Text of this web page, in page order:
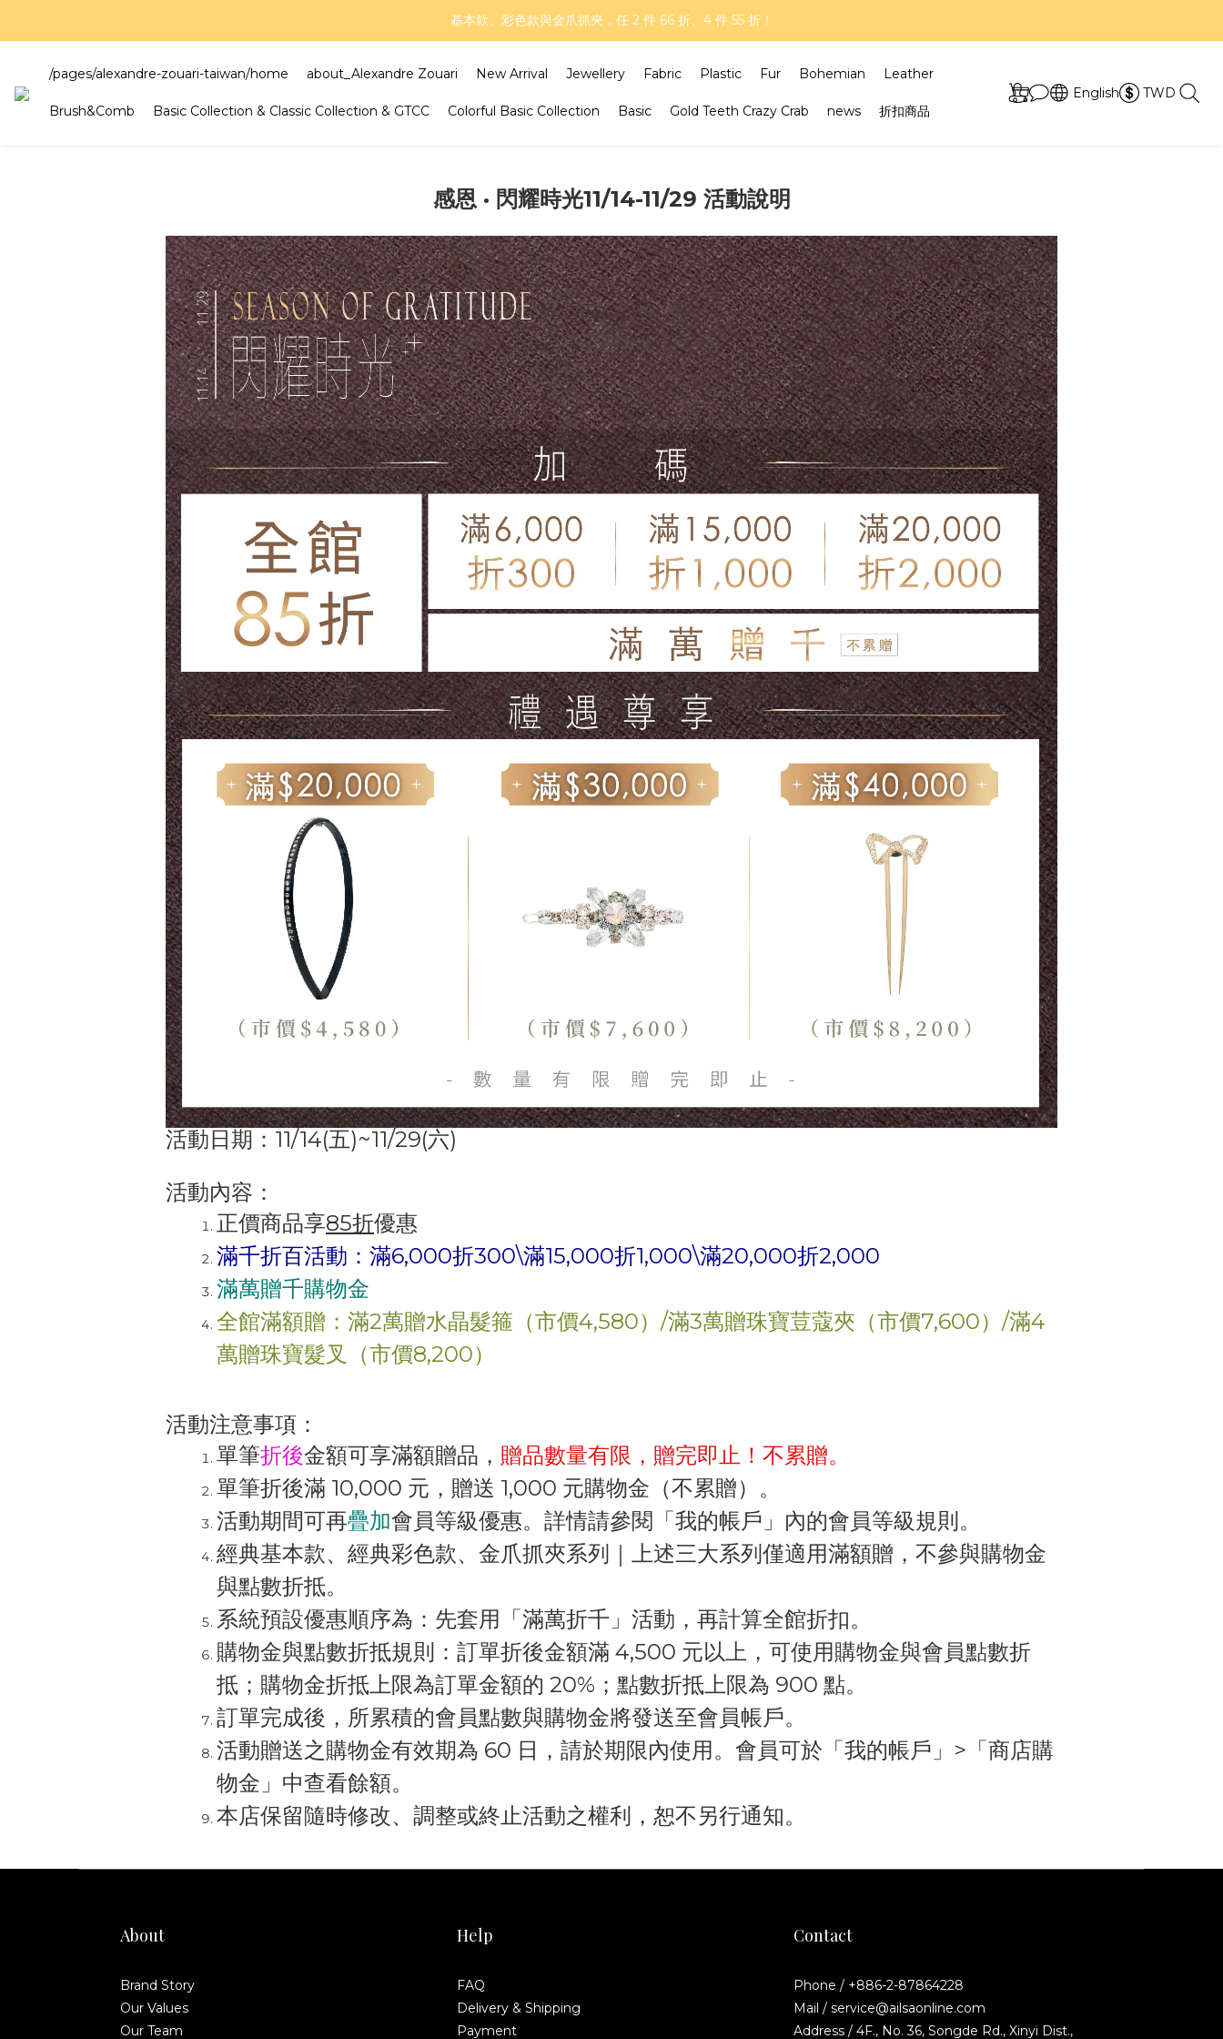
好評再延長！夏日年中慶 part II｜正價商品 8 折，滿三件享75折，滿五件享7折！
基本款、彩色款與金爪抓夾，任 2 件 66 折、4 件 55 折！
/pages/alexandre-zouari-taiwan/home about_Alexandre Zouari New Arrival Jewellery Fabric Plastic Fur Bohemian Leather
Brush&Comb Basic Collection & Classic Collection & GTCC Colorful Basic Collection Basic Gold Teeth Crazy Crab news 折扣商品
English TWD
感恩 · 閃耀時光11/14-11/29 活動說明
活動日期：11/14(五)~11/29(六)
活動內容：
正價商品享85折優惠
滿千折百活動： 滿6,000折300\滿15,000折1,000\滿20,000折2,000
滿萬贈千購物金
全館滿額贈：滿2萬贈水晶髮箍（市價4,580） /滿3萬贈珠寶荳蔻夾（市價7,600） /滿4
萬贈珠寶髮叉（市價8,200）
活動注意事項：
單筆折後金額可享滿額贈品， 贈品數量有限，贈完即止！不累贈。
單筆折後滿 10,000 元 ，贈送 1,000 元購物金（不累贈） 。
活動期間可再疊加會員等級優惠。詳情請參閱「我的帳戶」內的會員等級規則。
經典基本款、經典彩色款、金爪抓夾系列｜上述三大系列僅適用滿額贈，不參與購物金
與點數折抵。
系統預設優惠順序為：先套用「滿萬折千」活動，再計算全館折扣。
購物金與點數折抵規則：訂單折後金額滿 4,500 元以上，可使用購物金與會員點數折
抵；購物金折抵上限為訂單金額的 20%； 點數折抵上限為 900 點。
訂單完成後，所累積的會員點數與購物金將發送至會員帳戶。
活動贈送之購物金有效期為 60 日 ，請於期限內使用。會員可於「我的帳戶」>「商店購
物金」中查看餘額。
本店保留隨時修改、調整或終止活動之權利，恕不另行通知。
About
Brand Story
Our Values
Our Team
Help
FAQ
Delivery & Shipping
Payment
Contact
Phone / +886-2-87864228
Mail / service@ailsaonline.com
Address / 4F., No. 36, Songde Rd., Xinyi Dist.,